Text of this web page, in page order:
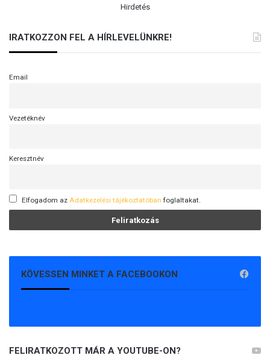
Hirdetés
IRATKOZZON FEL A HÍRLEVELÜNKRE!
Email
Vezetéknév
Keresztnév
Elfogadom az Adatkezelési tájékoztatóban foglaltakat.
KÖVESSEN MINKET A FACEBOOKON
FELIRATKOZOTT MÁR A YOUTUBE-ON?